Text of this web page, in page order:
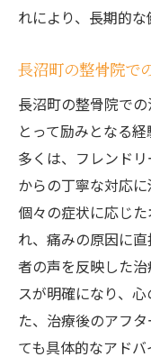
れにより、長期的な
長沼町の整骨院で
長沼町の整骨院で
とって励みとなる
多くは、フレンド
からの丁寧な対応に
個々の症状に応じ
れ、痛みの原因に
者の声を反映した
スが明確になり、
た、治療後のアフ
ても具体的なアド